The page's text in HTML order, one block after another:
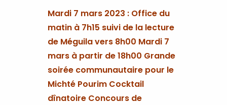
Mardi 7 mars 2023 : Office du
matin à 7h15 suivi de la lecture
de Méguila vers 8h00 Mardi 7
mars à partir de 18h00 Grande
soirée communautaire pour le
Michté Pourim Cocktail
dînatoire Concours de